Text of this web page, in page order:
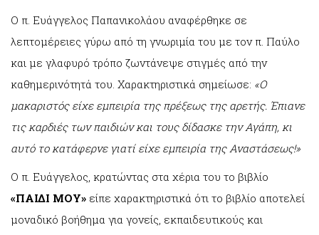
Ο π. Ευάγγελος Παπανικολάου αναφέρθηκε σε
λεπτομέρειες γύρω από τη γνωριμία του με τον π. Παύλο
και με γλαφυρό τρόπο ζωντάνεψε στιγμές από την
καθημερινότητά του. Χαρακτηριστικά σημείωσε: «Ο
μακαριστός είχε εμπειρία της πρέξεως της αρετής. Έπιανε
τις καρδιές των παιδιών και τους δίδασκε την Αγάπη, κι
αυτό το κατάφερνε γιατί είχε εμπειρία της Αναστάσεως!»
Ο π. Ευάγγελος, κρατώντας στα χέρια του το βιβλίο
«ΠΑΙΔΙ ΜΟΥ» είπε χαρακτηριστικά ότι το βιβλίο αποτελεί
μοναδικό βοήθημα για γονείς, εκπαιδευτικούς και